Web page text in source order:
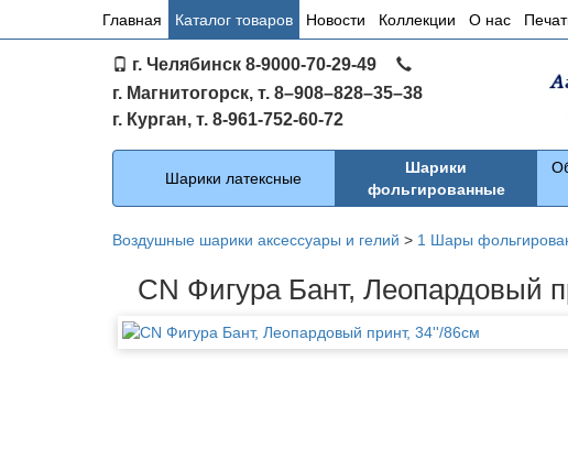
Основное
Главная Каталог товаров Новости Коллекции О нас
г. Челябинск 8-9000-70-29-49
г. Магнитогорск, т. 8–908–828–35–38
г. Курган, т. 8-961-752-60-72
Каталог
Шарики латексные
Шарики
фольгированные
Воздушные шарики аксессуары и гелий > 1 Шары
CN Фигура Бант, Леопардовый